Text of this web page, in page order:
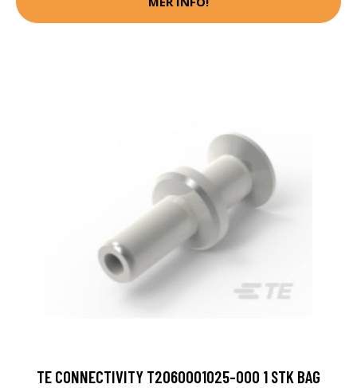
TE CONNECTIVITY T2060001025-000 1 STK BAG